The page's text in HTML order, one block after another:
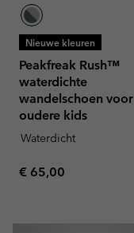
Nieuwe kleuren
Peakfreak Rush™
waterdichte
wandelschoen voor
oudere kids
Waterdicht
Regular price:
€ 65,00